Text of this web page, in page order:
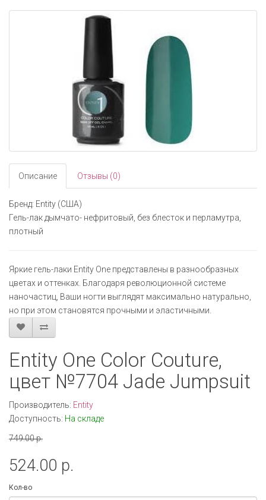
Описание Отзывы (0)
Бренд: Entity (США)
Гель-лак дымчато- нефритовый, без блесток и перламутра,
плотный
Яркие гель-лаки Entity One представлены в разнообразных
цветах и оттенках. Благодаря революционной системе
наночастиц, Ваши ногти выглядят максимально натурально,
но при этом становятся прочными и эластичными.
Entity One Color Couture,
цвет №7704 Jade Jumpsuit
Производитель: Entity
Доступность: На складе
749.00 р.
524.00 р.
Кол-во